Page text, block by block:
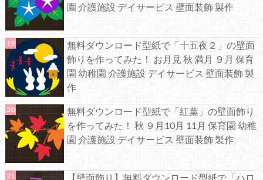
園 介護施設 デイサービス 壁面装飾 製作
無料ダウンロード型紙で「十五夜２」の壁面
飾りを作ってみた！ お月見 秋 満月 ９月 保育
園 幼稚園 介護施設 デイサービス 壁面装飾 製
作
無料ダウンロード型紙で「紅葉」の壁面飾り
を作ってみた！ 秋 ９月10月 11月 保育園 幼稚
園 介護施設 デイサービス 壁面装飾 製作
【壁面飾り】無料ダウンロード型紙で「ハロ